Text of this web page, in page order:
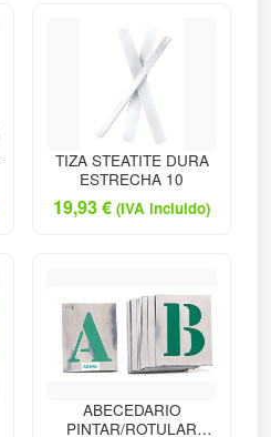
TIZA STEATITE DURA
ESTRECHA 10
19,93€ (IVA incluido)
ABECEDARIO
PINTAR/ROTULAR